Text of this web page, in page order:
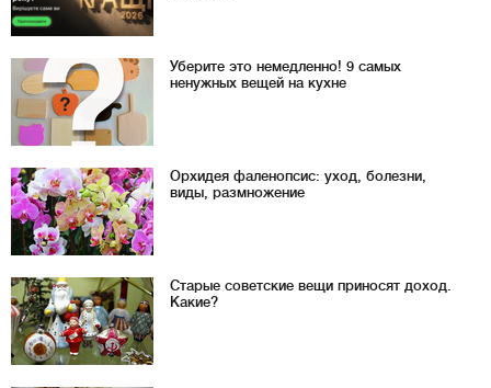
Уберите это немедленно! 9 самых
ненужных вещей на кухне
Орхидея фаленопсис: уход, болезни,
виды, размножение
Старые советские вещи приносят доход.
Какие?